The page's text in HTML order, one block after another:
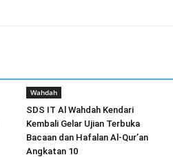
Wahdah
SDS IT Al Wahdah Kendari
Kembali Gelar Ujian Terbuka
Bacaan dan Hafalan Al-Qur’an
Angkatan 10